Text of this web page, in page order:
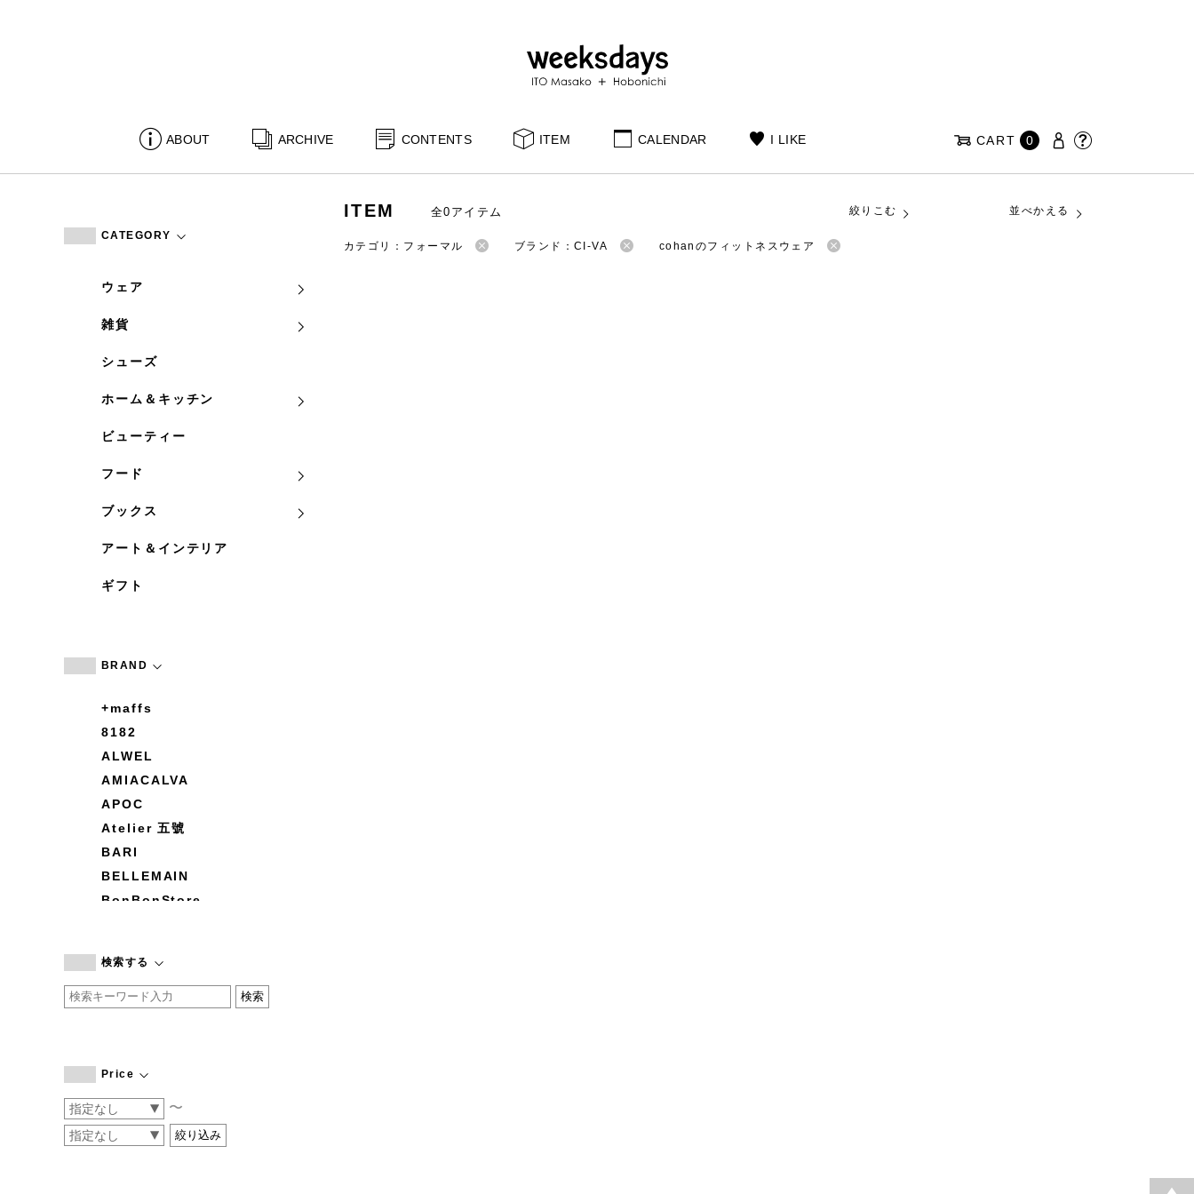
ABOUT ARCHIVE CONTENTS ITEM CALENDAR I LIKE CART 0
CATEGORY
ウェア
雑貨
シューズ
ホーム＆キッチン
ビューティー
フード
ブックス
アート＆インテリア
ギフト
BRAND
+maffs
8182
ALWEL
AMIACALVA
APOC
Atelier 五號
BARI
BELLEMAIN
BonBonStore
by basics
CATWORTH
COGTHEBIGSMOKE
CONVERSE
DEAN & DELUCA
検索する
Price
〜
ITEM 全0アイテム 絞りこむ 並べかえる
カテゴリ：フォーマル ブランド：CI-VA cohanのフィットネスウェア